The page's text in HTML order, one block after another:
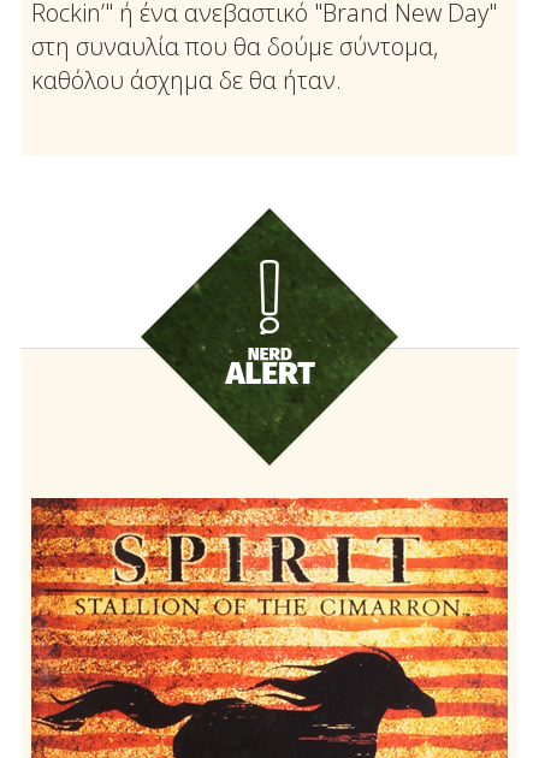
Rockin’" ή ένα ανεβαστικό "Brand New Day"
στη συναυλία που θα δούμε σύντομα,
καθόλου άσχημα δε θα ήταν.